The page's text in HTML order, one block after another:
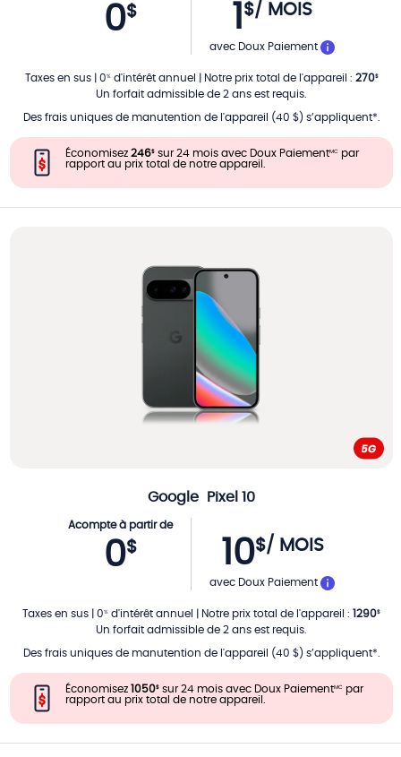
0$ $/ MOIS
PAR MOIS
avec Doux Paiement
Taxes en sus| 0% d'intérêt annuel Notre prix total de l'appareil : 270$
Un forfait admissible de 2 ans est requis.
Des frais uniques de manutention de l'appareil (40 $) s’appliquent*.
Économisez 246$ sur 24 mois avec Doux PaiementMC
par
rapport au prix total de notre appareil.
Google Pixel 10
Acompte à partir de
0$ 10$/ MOIS
PAR MOIS
avec Doux Paiement
Taxes en sus 0% d'intérêt annuel Notre prix total de l'appareil : 1290$
Un forfait admissible de 2 ans est requis.
Des frais uniques de manutention de l'appareil (40 $) s’appliquent*.
Économisez 1050$ sur 24 mois avec Doux PaiementMC
par
rapport au prix total de notre appareil.